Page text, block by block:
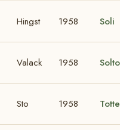
Hingst 1958 Soli
Valack 1958
Sto 1958